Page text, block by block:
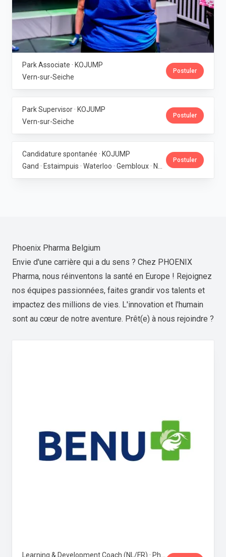
Park Associate · KOJUMP
Vern-sur-Seiche
Postuler
Park Supervisor · KOJUMP
Vern-sur-Seiche
Postuler
Candidature spontanée · KOJUMP
Postuler
Phoenix Pharma Belgium
Envie d'une carrière qui a du sens ? Chez PHOENIX
Pharma, nous réinventons la santé en Europe ! Rejoignez
nos équipes passionnées, faites grandir vos talents et
impactez des millions de vies. L'innovation et l'humain
sont au cœur de notre aventure. Prêt(e) à nous rejoindre ?